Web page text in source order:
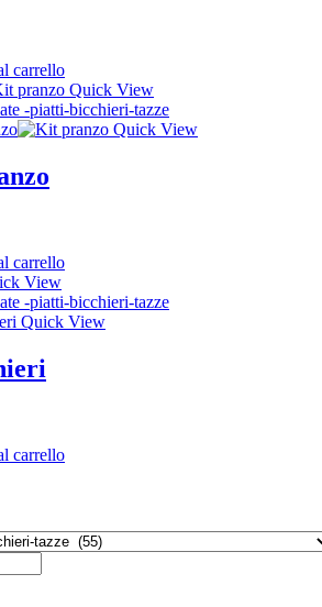
carrello
Quick View
-piatti-bicchieri-tazze
Quick View
carrello
View
-piatti-bicchieri-tazze
Quick View
carrello